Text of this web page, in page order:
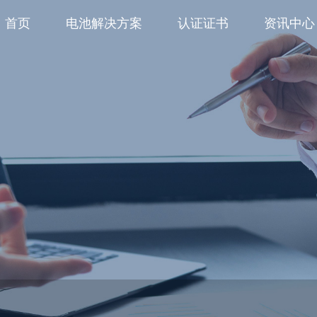
首页 电池解决方案 认证证书 资讯中心